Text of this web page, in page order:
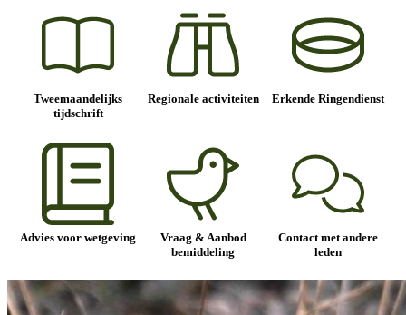
Tweemaandelijks
tijdschrift
Regionale activiteiten Erkende Ringendienst
Advies voor wetgeving
Vraag & Aanbod
bemiddeling
Contact met andere
leden